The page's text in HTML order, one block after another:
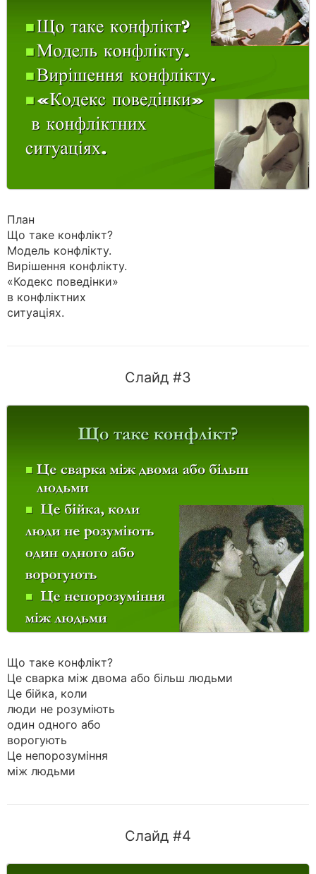
План
Що таке конфлікт?
Модель конфлікту.
Вирішення конфлікту.
«Кодекс поведінки»
в конфліктних
ситуаціях.
Слайд #3
Що таке конфлікт?
Це сварка між двома або більш людьми
Це бійка, коли
люди не розуміють
один одного або
ворогують
Це непорозуміння
між людьми
Слайд #4